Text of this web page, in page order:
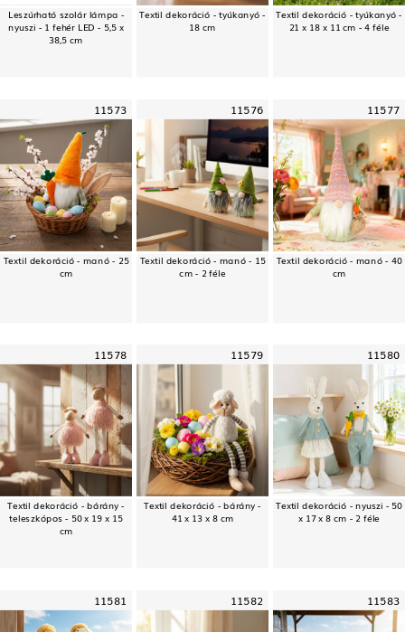
Leszúrható szolár lámpa -
nyuszi - 1 fehér LED - 5,5 x
38,5 cm
Textil dekoráció - tyúkanyó -
18 cm
Textil dekoráció - tyúkanyó -
21 x 18 x 11 cm - 4 féle
11573
Textil dekoráció - manó - 25
cm
11576
Textil dekoráció - manó - 15
cm - 2 féle
11577
Textil dekoráció - manó - 40
cm
11578
Textil dekoráció - bárány -
teleszkópos - 50 x 19 x 15
cm
11579
Textil dekoráció - bárány -
41 x 13 x 8 cm
11580
Textil dekoráció - nyuszi - 50
x 17 x 8 cm - 2 féle
11581 11582 11583